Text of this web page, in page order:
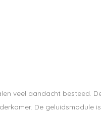
veel aandacht besteed.
De geluidsmodule